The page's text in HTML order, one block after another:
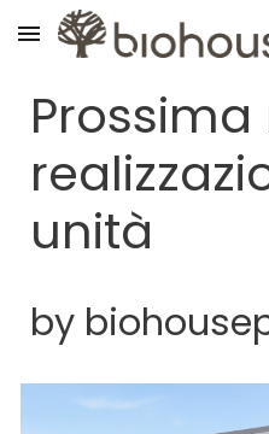
Skip to main content
unità
by